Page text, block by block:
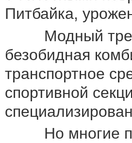
Питбайка,
Модный тренд
безобидная
транспортное
спортивной
Но многие